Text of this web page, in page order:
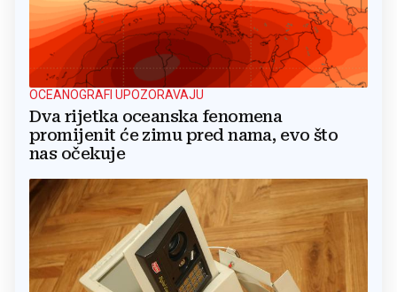
OCEANOGRAFI UPOZORAVAJU
Dva rijetka oceanska fenomena
promijenit će zimu pred nama, evo što
nas očekuje